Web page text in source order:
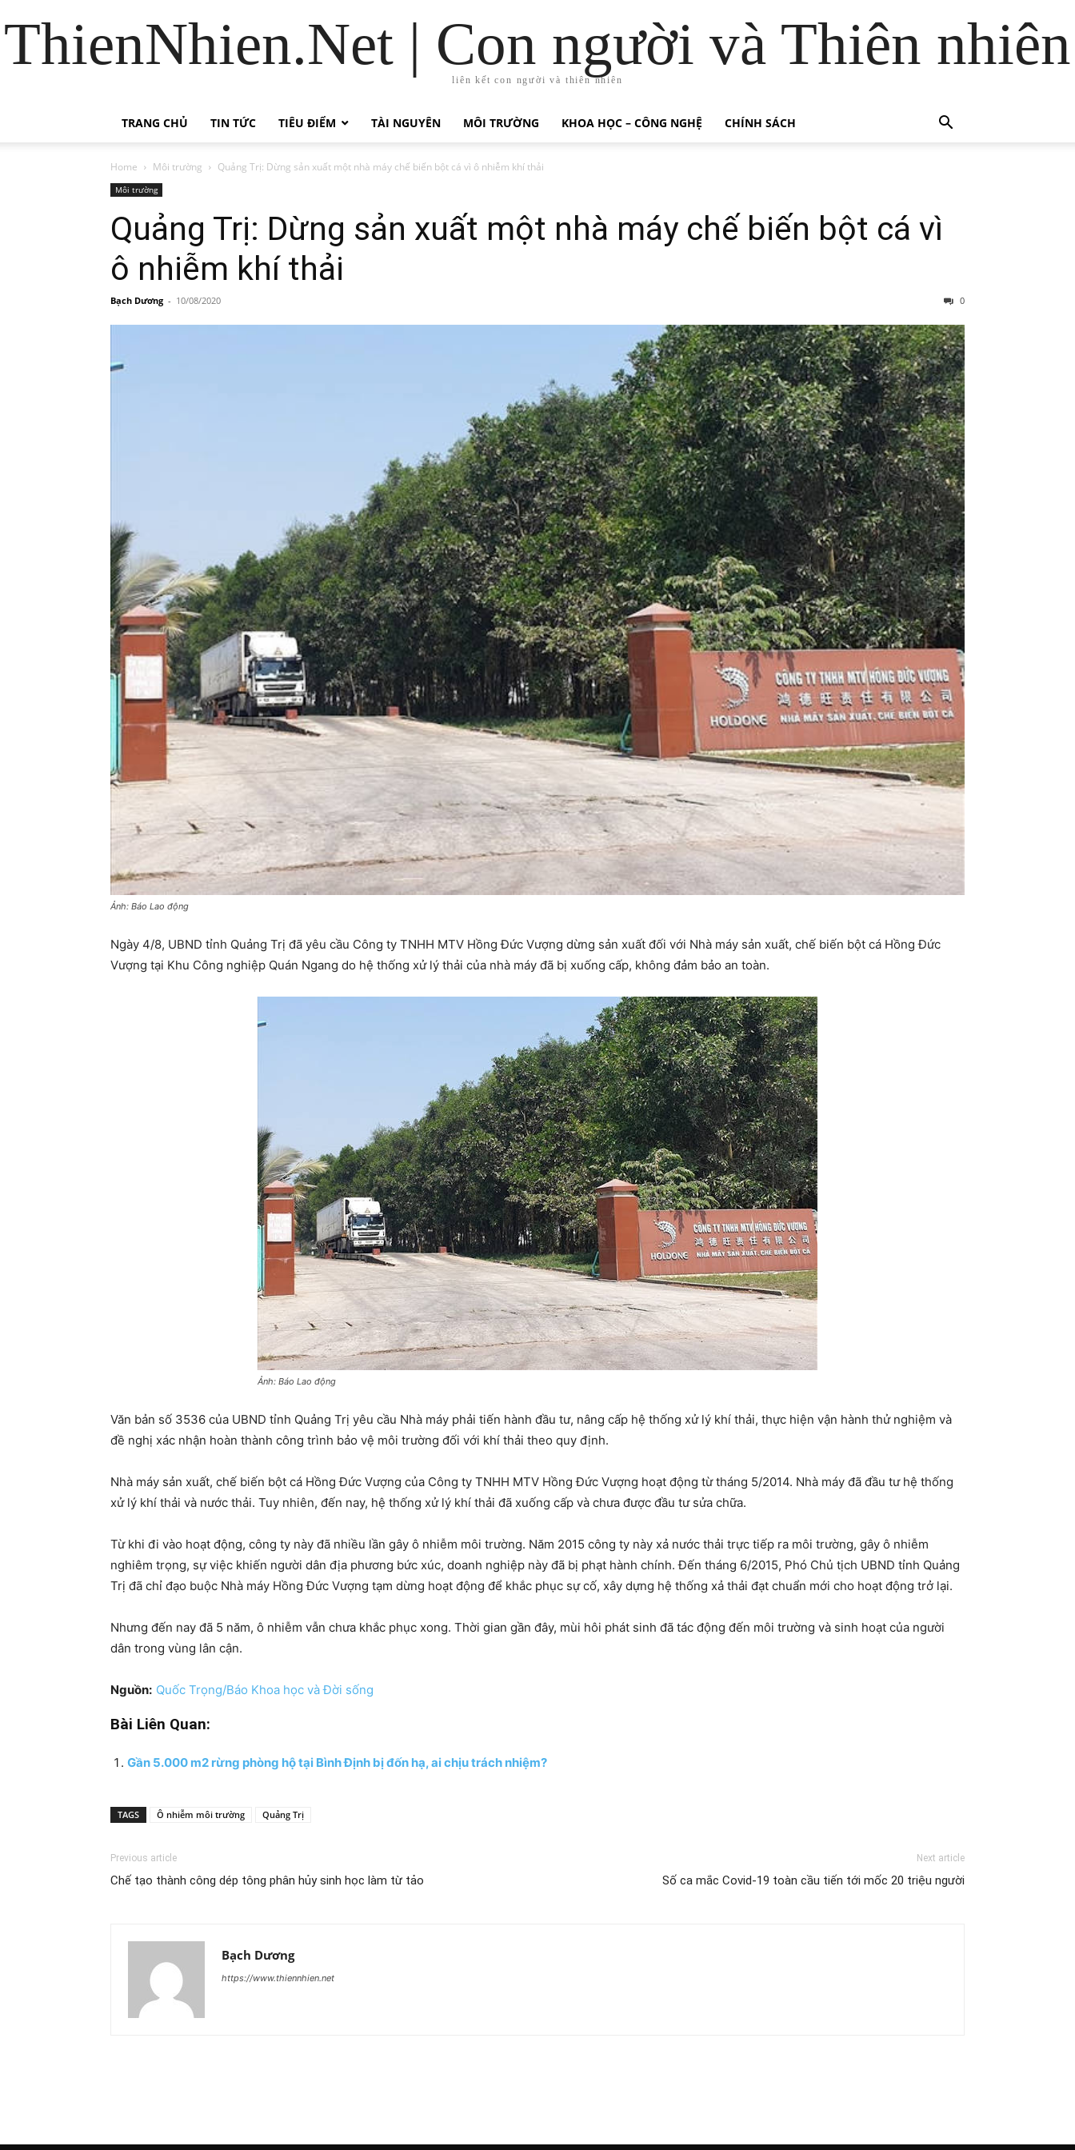
ThienNhien.Net | Con người và Thiên nhiên
liên kết con người và thiên nhiên
TRANG CHỦ TIN TỨC TIÊU ĐIỂM TÀI NGUYÊN MÔI TRƯỜNG KHOA HỌC – CÔNG NGHỆ CHÍNH SÁCH
Home Môi trường Quảng Trị: Dừng sản xuất một nhà máy chế biến bột cá vì ô nhiễm khí thải
Môi trường
Quảng Trị: Dừng sản xuất một nhà máy chế biến bột cá vì
ô nhiễm khí thải
Bạch Dương - 10/08/2020 0
Ảnh: Báo Lao động
Ngày 4/8, UBND tỉnh Quảng Trị đã yêu cầu Công ty TNHH MTV Hồng Đức Vượng dừng sản xuất đối với Nhà máy sản xuất, chế biến bột cá Hồng Đức
Vượng tại Khu Công nghiệp Quán Ngang do hệ thống xử lý thải của nhà máy đã bị xuống cấp, không đảm bảo an toàn.
Ảnh: Báo Lao động
Văn bản số 3536 của UBND tỉnh Quảng Trị yêu cầu Nhà máy phải tiến hành đầu tư, nâng cấp hệ thống xử lý khí thải, thực hiện vận hành thử nghiệm và
đề nghị xác nhận hoàn thành công trình bảo vệ môi trường đối với khí thải theo quy định.
Nhà máy sản xuất, chế biến bột cá Hồng Đức Vượng của Công ty TNHH MTV Hồng Đức Vượng hoạt động từ tháng 5/2014. Nhà máy đã đầu tư hệ thống
xử lý khí thải và nước thải. Tuy nhiên, đến nay, hệ thống xử lý khí thải đã xuống cấp và chưa được đầu tư sửa chữa.
Từ khi đi vào hoạt động, công ty này đã nhiều lần gây ô nhiễm môi trường. Năm 2015 công ty này xả nước thải trực tiếp ra môi trường, gây ô nhiễm
nghiêm trọng, sự việc khiến người dân địa phương bức xúc, doanh nghiệp này đã bị phạt hành chính. Đến tháng 6/2015, Phó Chủ tịch UBND tỉnh Quảng
Trị đã chỉ đạo buộc Nhà máy Hồng Đức Vượng tạm dừng hoạt động để khắc phục sự cố, xây dựng hệ thống xả thải đạt chuẩn mới cho hoạt động trở lại.
Nhưng đến nay đã 5 năm, ô nhiễm vẫn chưa khắc phục xong. Thời gian gần đây, mùi hôi phát sinh đã tác động đến môi trường và sinh hoạt của người
dân trong vùng lân cận.
Nguồn: Quốc Trọng/Báo Khoa học và Đời sống
Bài Liên Quan:
Gần 5.000 m2 rừng phòng hộ tại Bình Định bị đốn hạ, ai chịu trách nhiệm?
TAGS Ô nhiễm môi trường Quảng Trị
Previous article
Chế tạo thành công dép tông phân hủy sinh học làm từ tảo
Next article
Số ca mắc Covid-19 toàn cầu tiến tới mốc 20 triệu người
Bạch Dương
https://www.thiennhien.net